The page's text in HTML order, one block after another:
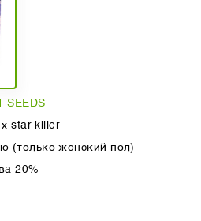
SEEDS
х star killer
(только женский пол)
20%